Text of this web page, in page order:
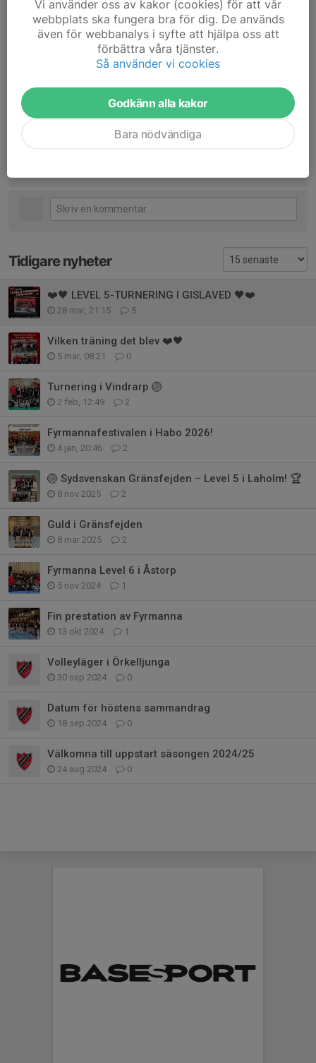
av båda lagen!! Var kul att följa och få se våra 💫
Håkan Björklund 28 mar, 21:30
Grymt jobbat gänget💪🖤❤️
Andreas Larsson29 mar, 07:18
Wow! Jag var inte med, men missade att de kom femma.
Tidigare nyheter
❤️🖤 LEVEL 5-TURNERING I GISLAVED 🖤❤️
28 mar, 21:15 5
Vilken träning det blev ❤️🖤
5 mar, 08:21 0
Turnering i Vindrarp 🏐
2 feb, 12:49 2
Fyrmannafestivalen i Habo 2026!
4 jan, 20:46 2
🏐 Sydsvenskan Gränsfejden – Level 5 i Laholm! 🏆
8 nov 2025 2
Guld i Gränsfejden
8 mar 2025 2
Fyrmanna Level 6 i Åstorp
5 nov 2024 1
Fin prestation av Fyrmanna
13 okt 2024 1
Volleyläger i Örkelljunga
30 sep 2024 0
Datum för höstens sammandrag
18 sep 2024 0
Välkomna till uppstart säsongen 2024/25
24 aug 2024 0
Vi använder oss av kakor (cookies) för att vår
webbplats ska fungera bra för dig. De används
även för webbanalys i syfte att hjälpa oss att
förbättra våra tjänster.
Så använder vi cookies
Godkänn alla kakor
Bara nödvändiga